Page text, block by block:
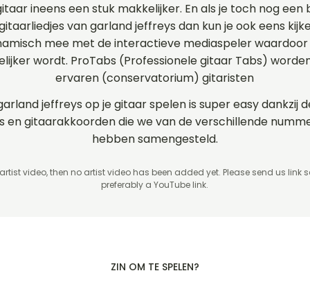
ineens een stuk makkelijker. En als je toch nog
van garland jeffreys dan kun je ook eens
mee met de interactieve mediaspeler
wordt. ProTabs (Professionele gitaar Tabs)
ervaren (conservatorium) gitaristen
jeffreys op je gitaar spelen is super easy dankzij
en gitaarakkoorden die we van de verschillende
hebben samengesteld.
video, then no artist video has been added yet. Please send us link
preferably a YouTube link.
ZIN OM TE SPELEN?